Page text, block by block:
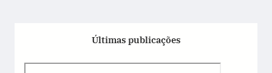
Últimas publicações